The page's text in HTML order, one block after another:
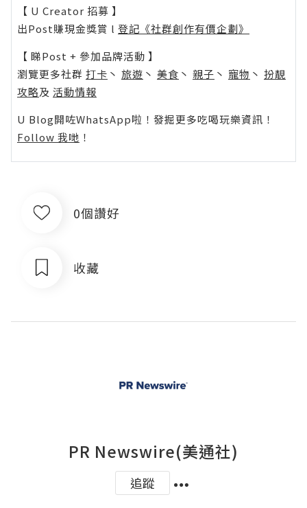
【 U Creator 招募 】
出Post賺現金獎賞 l 登記《社群創作有價企劃》
【 睇Post + 參加品牌活動 】
瀏覽更多社群 打卡 丶 旅遊 丶 美食 丶 親子 丶 寵物 丶 扮靚
攻略及 活動情報
U Blog開咗WhatsApp啦！發掘更多吃喝玩樂資訊！
Follow 我哋 ！
0個讚好
收藏
PR Newswire(美通社)
追蹤